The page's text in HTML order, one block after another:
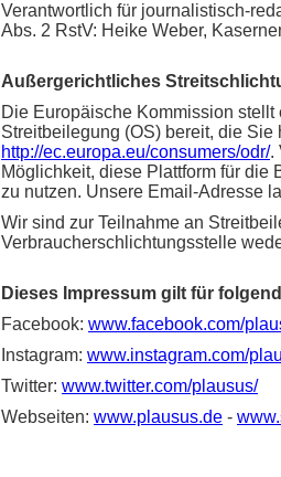
Verantwortlich für journalistisch-
Abs. 2 RstV: Heike Weber,
Außergerichtliches
Die Europäische Kommission
Streitbeilegung (OS) bereit, die Sie
http://ec.europa.eu/consumers/odr/.
Möglichkeit, diese Plattform für die
zu nutzen. Unsere Email-Adresse
Wir sind zur Teilnahme an
Verbraucherschlichtungsstelle
Dieses Impressum gilt für
Facebook: www.facebook.com/
Instagram: www.instagram.com/
Twitter: www.twitter.com/plausus/
Webseiten: www.plausus.de -